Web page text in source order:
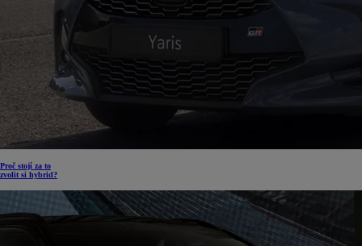
Proč stojí za to
zvolit si hybrid?